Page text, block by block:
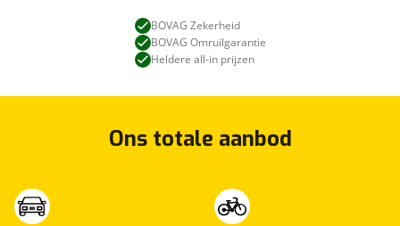
BOVAG Zekerheid
BOVAG Omruilgarantie
Heldere all-in prijzen
Ons totale aanbod